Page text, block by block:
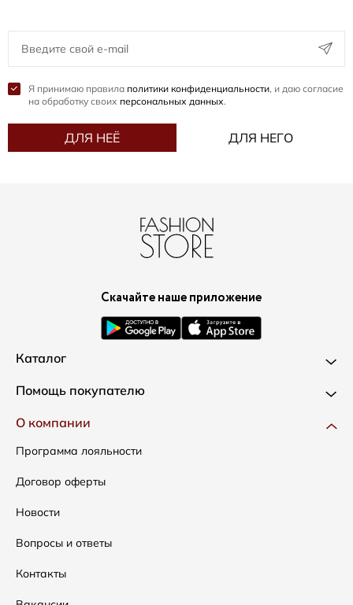
Я принимаю правила политики конфиденциальности, и даю согласие
на обработку своих персональных данных.
ДЛЯ НЕЁ ДЛЯ НЕГО
Скачайте наше приложение
Каталог
Новинки
Одежда
Сумки
Аксессуары
Распродажа
Подарочные сертификаты
Помощь покупателю
Доставка и оплата
Как оформить заказ
Условия возвратов
Таблица размеров
Уход за одеждой
О компании
Программа лояльности
Договор оферты
Новости
Вопросы и ответы
Контакты